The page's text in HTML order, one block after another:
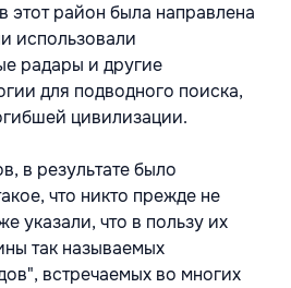
район была направлена
использовали
радары и другие
для подводного поиска,
цивилизации.
в результате было
что никто прежде не
указали, что в пользу их
так называемых
встречаемых во многих